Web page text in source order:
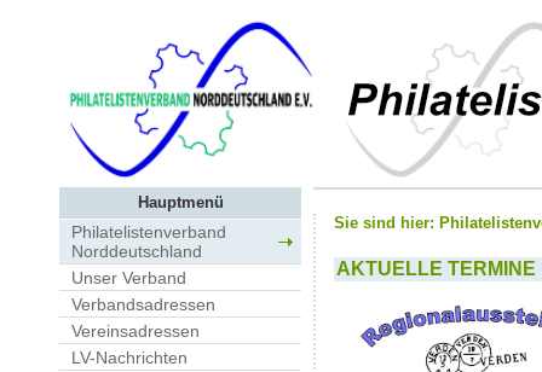
Hauptmenü
Philatelistenverband
Norddeutschland
Unser Verband
Verbandsadressen
Vereinsadressen
LV-Nachrichten
Sie sind hier:
AKTUELLE TERMINE